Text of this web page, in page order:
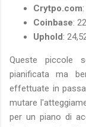
Crytpo.com
Coinbase:
Uphold:
Queste piccole
pianificata ma
effettuate in
mutare
per un piano di